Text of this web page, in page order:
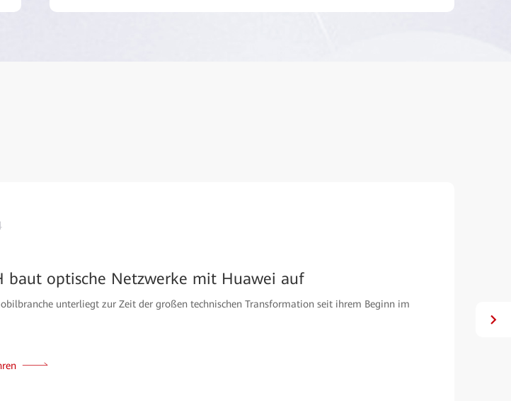
baut optische Netzwerke mit Huawei auf
unterliegt zur Zeit der großen technischen Transformation seit ihrem Beginn im